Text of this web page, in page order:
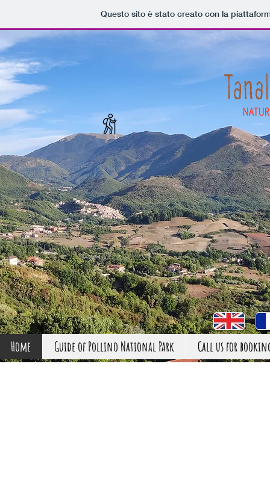
Questo sito è stato creato con la
Home Guide of Pollino National Park Call us for